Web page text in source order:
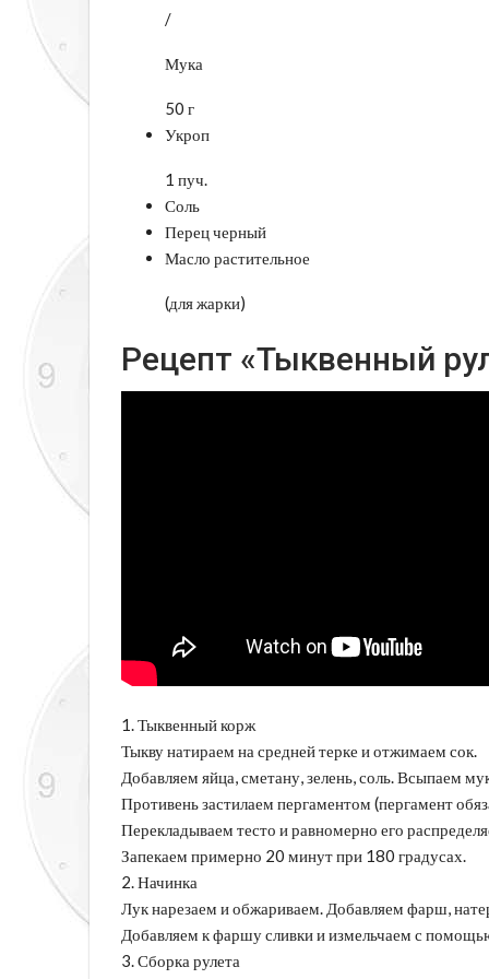
/
Мука
50 г
Укроп
1 пуч.
Соль
Перец черный
Масло растительное
(для жарки)
Рецепт «Тыквенный
1. Тыквенный корж
Тыкву натираем на средней терке и отжимаем сок.
Добавляем яйца, сметану, зелень, соль. Всыпаем
Противень застилаем пергаментом (пергамент
Перекладываем тесто и равномерно его
Запекаем примерно 20 минут при 180 градусах.
2. Начинка
Лук нарезаем и обжариваем. Добавляем фарш,
Добавляем к фаршу сливки и измельчаем с
3. Сборка рулета